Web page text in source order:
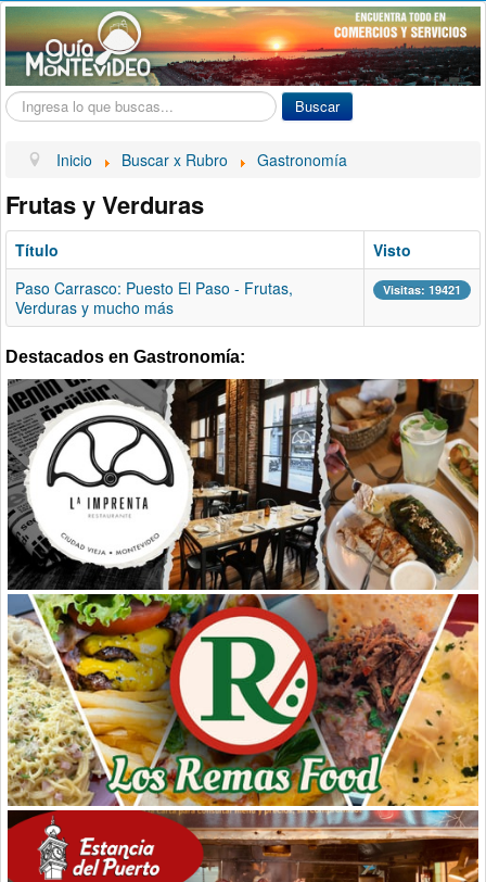
Buscar... Buscar
Inicio Buscar x Rubro Gastronomía
Frutas y Verduras
Título
Visto
Paso Carrasco: Puesto El Paso - Frutas,
Verduras y mucho más
Visitas: 19421
Destacados en Gastronomía: